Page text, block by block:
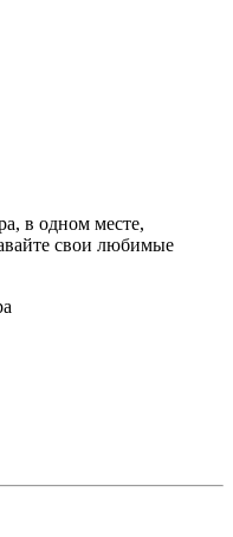
в одном месте,
свои любимые